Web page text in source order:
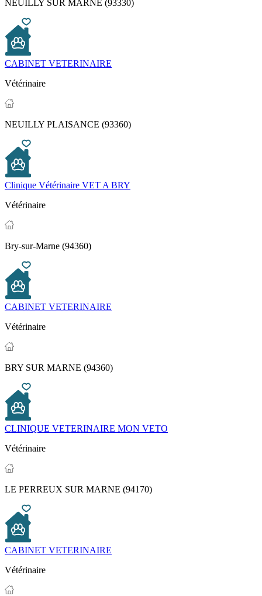
NEUILLY SUR MARNE (93330)
CABINET VETERINAIRE
Vétérinaire
NEUILLY PLAISANCE (93360)
Clinique Vétérinaire VET A BRY
Vétérinaire
Bry-sur-Marne (94360)
CABINET VETERINAIRE
Vétérinaire
BRY SUR MARNE (94360)
CLINIQUE VETERINAIRE MON VETO
Vétérinaire
LE PERREUX SUR MARNE (94170)
CABINET VETERINAIRE
Vétérinaire